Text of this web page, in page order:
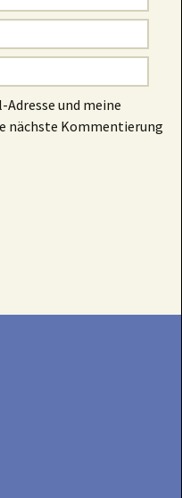
und meine
nächste Kommentierung